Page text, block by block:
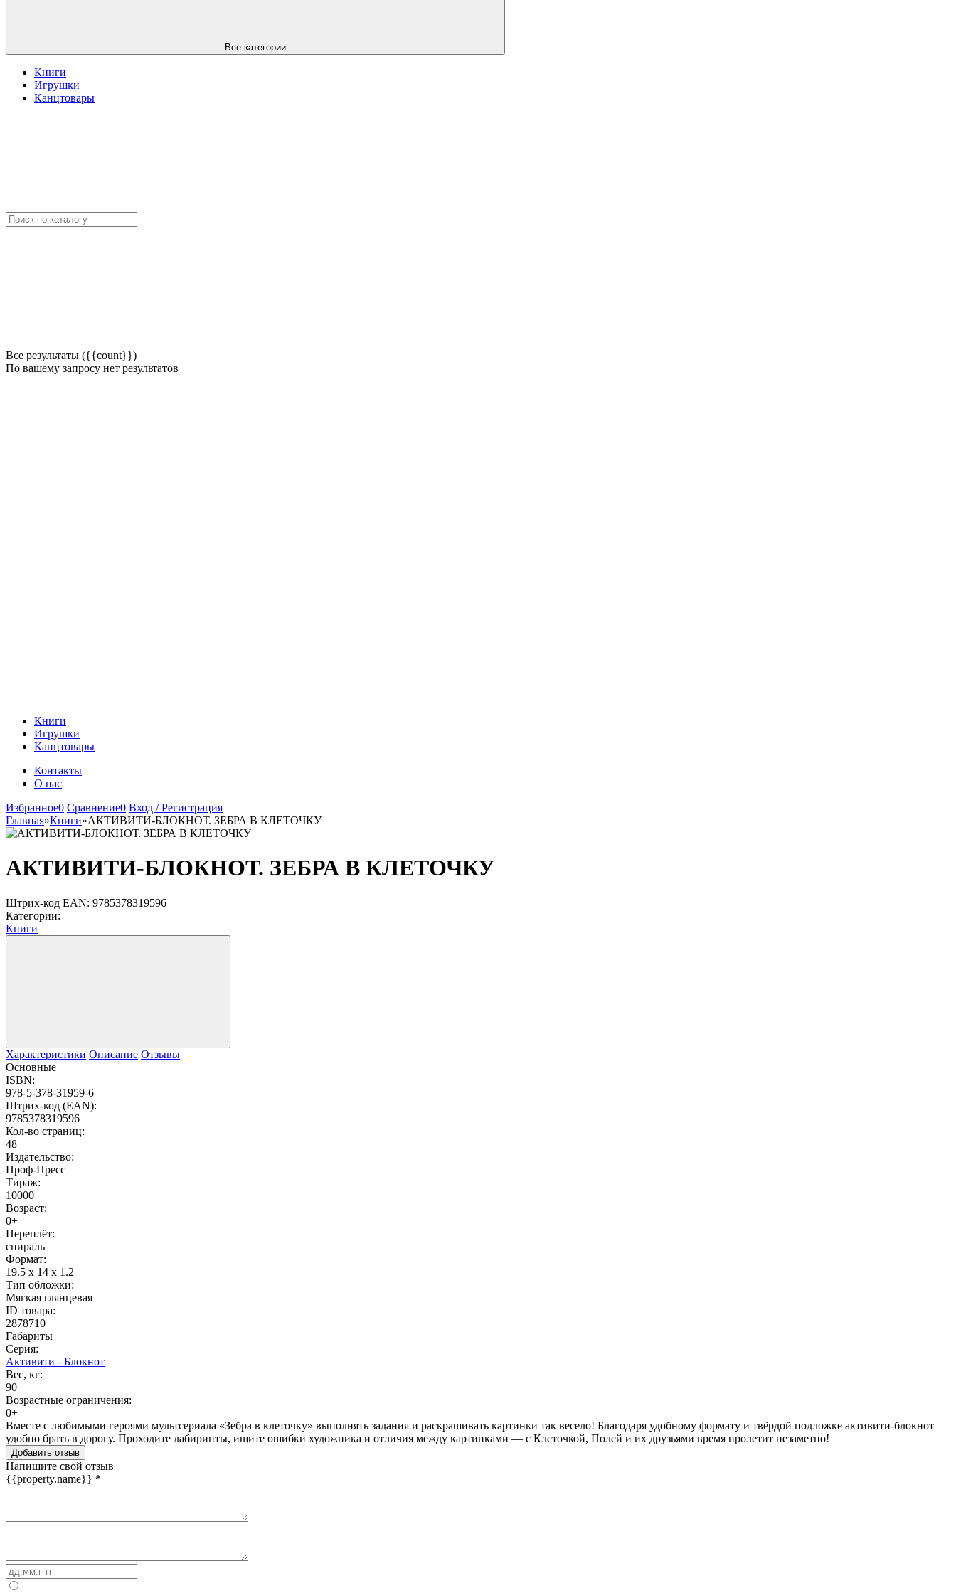
Все категории
Книги
Игрушки
Канцтовары
Все результаты ({{count}})
По вашему запросу нет результатов
Книги
Игрушки
Канцтовары
Контакты
О нас
Избранное0 Сравнение0 Вход / Регистрация
Главная»Книги»АКТИВИТИ-БЛОКНОТ. ЗЕБРА В КЛЕТОЧКУ
АКТИВИТИ-БЛОКНОТ. ЗЕБРА В КЛЕТОЧКУ
Штрих-код EAN: 9785378319596
Категории:
Книги
Характеристики Описание Отзывы
Основные
ISBN:
978-5-378-31959-6
Штрих-код (EAN):
9785378319596
Кол-во страниц:
48
Издательство:
Проф-Пресс
Тираж:
10000
Возраст:
0+
Переплёт:
спираль
Формат:
19.5 x 14 x 1.2
Тип обложки:
Мягкая глянцевая
ID товара:
2878710
Габариты
Серия:
Активити - Блокнот
Вес, кг:
90
Возрастные ограничения:
0+
Вместе с любимыми героями мультсериала «Зебра в клеточку» выполнять задания и раскрашивать картинки так весело! Благодаря удобному формату и твёрдой подложке активити-блокнот
удобно брать в дорогу. Проходите лабиринты, ищите ошибки художника и отличия между картинками — с Клеточкой, Полей и их друзьями время пролетит незаметно!
Добавить отзыв
Напишите свой отзыв
{{property.name}} *